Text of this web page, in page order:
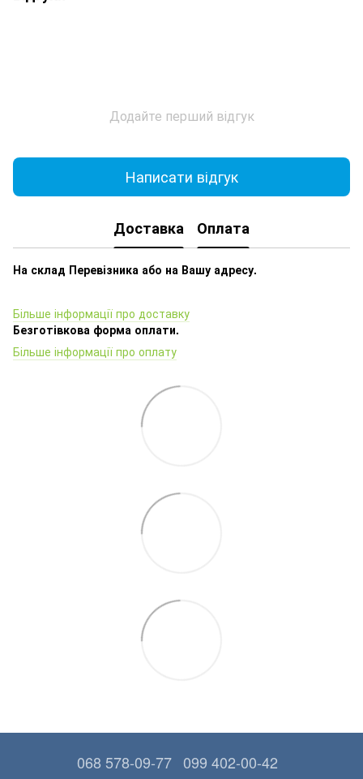
Додайте перший відгук
Написати відгук
Доставка Оплата
На склад Перевізника або на Вашу адресу.
Більше інформації про доставку
Безготівкова форма оплати.
Більше інформації про оплату
068 578-09-77 099 402-00-42